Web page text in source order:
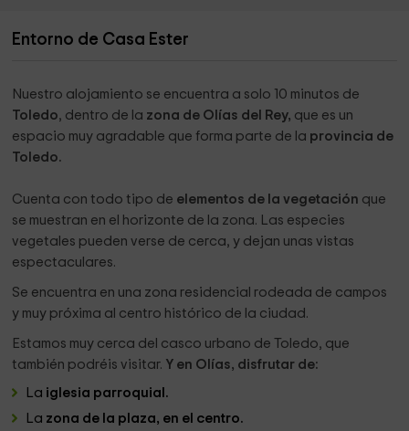
Entorno de Casa Ester
Nuestro alojamiento se encuentra a solo 10 minutos de
Toledo, dentro de la zona de Olías del Rey, que es un
espacio muy agradable que forma parte de la provincia de
Toledo.
Cuenta con todo tipo de elementos de la vegetación que
se muestran en el horizonte de la zona. Las especies
vegetales pueden verse de cerca, y dejan unas vistas
espectaculares.
Se encuentra en una zona residencial rodeada de campos
y muy próxima al centro histórico de la ciudad.
Estamos muy cerca del casco urbano de Toledo, que
también podréis visitar. Y en Olías, disfrutar de:
La iglesia parroquial.
La zona de la plaza, en el centro.